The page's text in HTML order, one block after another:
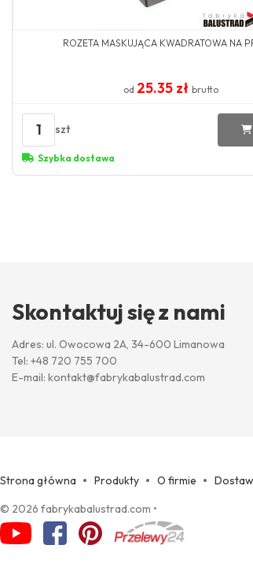
ROZETA MASKUJĄCA KWADRATOWA NA
od 25.35 zł brutto
1 szt
Szybka dostawa
Skontaktuj się z nami
Adres: ul. Owocowa 2A, 34-600 Limanowa
Tel: +48 720 755 700
E-mail: kontakt@fabrykabalustrad.com
Strona główna Produkty O firmie
© 2026 fabrykabalustrad.com •